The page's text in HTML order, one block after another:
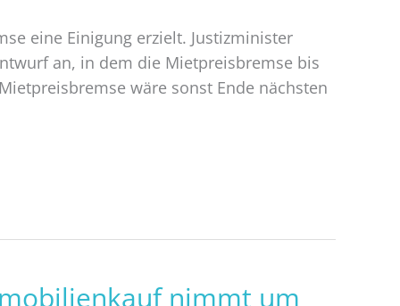
eine Einigung erzielt. Justizminister
an, in dem die Mietpreisbremse bis
wäre sonst Ende nächsten
nimmt um